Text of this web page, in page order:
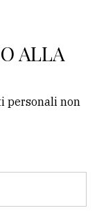
ALLA
personali non